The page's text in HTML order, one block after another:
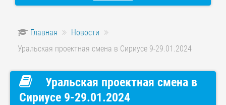
Главная
Новости
Уральская проектная смена в Сириусе 9-29.01.2024
Уральская проектная смена в
Сириусе 9-29.01.2024